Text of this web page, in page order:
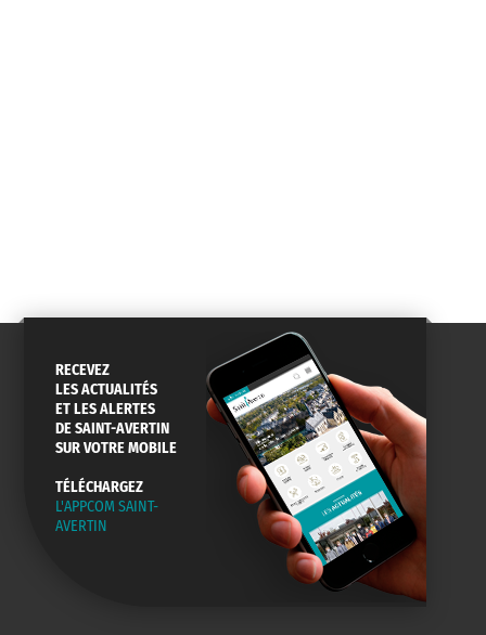
RECEVEZ
LES ACTUALITÉS
ET LES ALERTES
DE SAINT-AVERTIN
SUR VOTRE MOBILE
TÉLÉCHARGEZ
L'APPCOM SAINT-
AVERTIN